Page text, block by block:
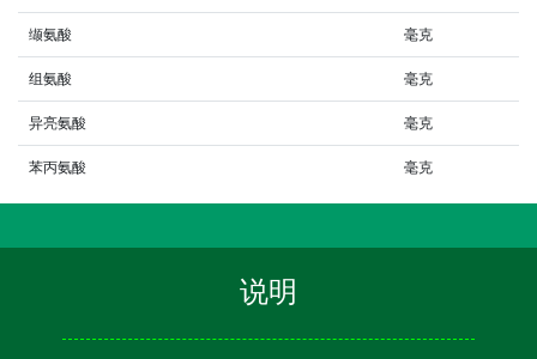
缬氨酸 毫克
组氨酸 毫克
异亮氨酸 毫克
苯丙氨酸 毫克
说明